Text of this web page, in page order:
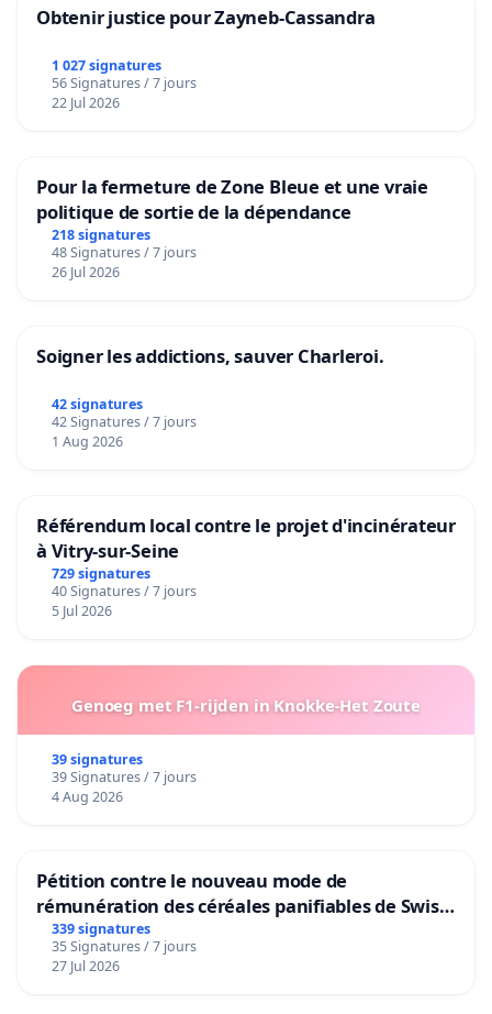
Obtenir justice pour Zayneb-Cassandra
1 027 signatures
56 Signatures / 7 jours
22 Jul 2026
Pour la fermeture de Zone Bleue et une vraie
politique de sortie de la dépendance
218 signatures
48 Signatures / 7 jours
26 Jul 2026
Soigner les addictions, sauver Charleroi.
42 signatures
42 Signatures / 7 jours
1 Aug 2026
Référendum local contre le projet d'incinérateur
à Vitry-sur-Seine
729 signatures
40 Signatures / 7 jours
5 Jul 2026
Genoeg met F1-rijden in Knokke-Het Zoute
39 signatures
39 Signatures / 7 jours
4 Aug 2026
Pétition contre le nouveau mode de
rémunération des céréales panifiables de Swiss
granum basé sur la teneur en protéines
339 signatures
35 Signatures / 7 jours
27 Jul 2026